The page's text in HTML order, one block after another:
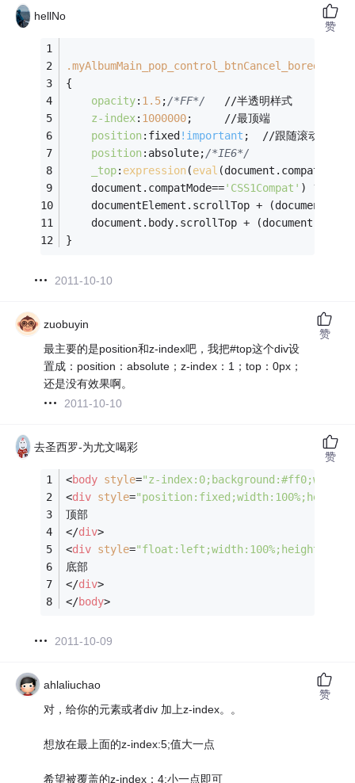
hellNo
.myAlbumMain_pop_control_btnCancel_boreder
{
opacity: 1.5;/*FF*/
   //半透明样式
z-index: 1000000;     //最顶端
position:fixed !important ;  //跟随滚动条走，
position:absolute;/*IE6*/
_top: expression(eval (document.compatMode
    document.compatMode==
'CSS1Compat' ) ?
documentElement.scrollTop +
document.body.scrollTop +
}
2011-10-10
赞
zuobuyin
最主要的是position和z-index吧，我把#top这个div设
置成：position：absolute；z-index：1；top：0px；
还是没有效果啊。
2011-10-10
赞
去圣西罗-为尤文喝彩
<body style="z-
<div style=
顶部
</div>
<div style=
底部
</div>
</body>
2011-10-09
赞
ahlaliuchao
对，给你的元素或者div 加上z-index。。
想放在最上面的z-index:5;值大一点
希望被覆盖的z-index：4;小一点即可
赞